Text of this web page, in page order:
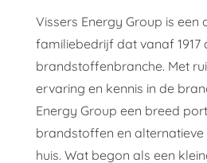
Vissers Energy Group is een
familiebedrijf dat vanaf 1917
brandstoffenbranche. Met
ervaring en kennis in de
Energy Group een breed
brandstoffen en
huis. Wat begon als een